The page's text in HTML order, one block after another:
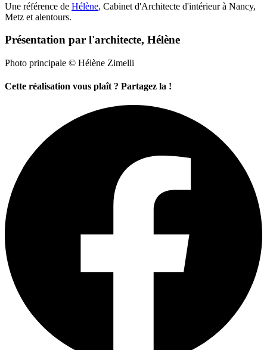
Une référence de Hélène, Cabinet d'Architecte d'intérieur à Nancy,
Metz et alentours.
Présentation par l'architecte, Hélène
Photo principale © Hélène Zimelli
Cette réalisation vous plaît ? Partagez la !